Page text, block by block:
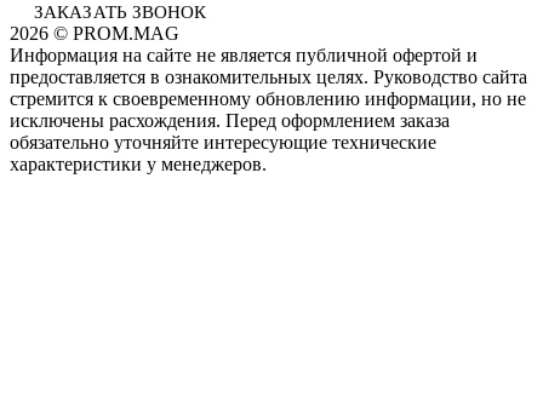
ЗАКАЗАТЬ ЗВОНОК
2026 © PROM.MAG
Информация на сайте не является публичной офертой и
предоставляется в ознакомительных целях. Руководство сайта
стремится к своевременному обновлению информации, но не
исключены расхождения. Перед оформлением заказа
обязательно уточняйте интересующие технические
характеристики у менеджеров.